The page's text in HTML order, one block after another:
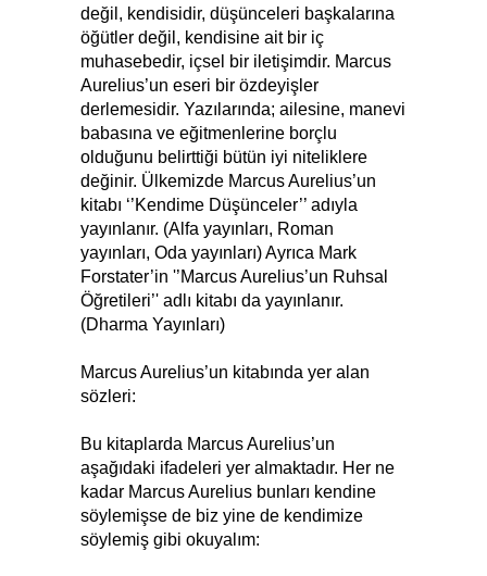
değil, kendisidir, düşünceleri başkalarına
öğütler değil, kendisine ait bir iç
muhasebedir, içsel bir iletişimdir. Marcus
Aurelius’un eseri bir özdeyişler
derlemesidir. Yazılarında; ailesine, manevi
babasına ve eğitmenlerine borçlu
olduğunu belirttiği bütün iyi niteliklere
değinir. Ülkemizde Marcus Aurelius’un
kitabı ‘’Kendime Düşünceler’’ adıyla
yayınlanır. (Alfa yayınları, Roman
yayınları, Oda yayınları) Ayrıca Mark
Forstater’in '’Marcus Aurelius’un Ruhsal
Öğretileri’' adlı kitabı da yayınlanır.
(Dharma Yayınları)
Marcus Aurelius’un kitabında yer alan
sözleri:
Bu kitaplarda Marcus Aurelius’un
aşağıdaki ifadeleri yer almaktadır. Her ne
kadar Marcus Aurelius bunları kendine
söylemişse de biz yine de kendimize
söylemiş gibi okuyalım: